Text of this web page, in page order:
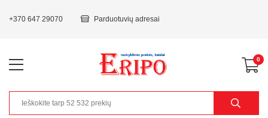
+370 647 29070 Parduotuvių adresai
0